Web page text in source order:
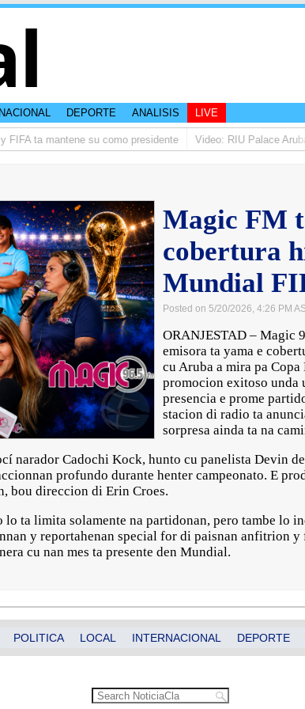
DEPORTE ANALISIS LIVE
ta mantene su como presidente Video: RIU Palace
Magic FM
cobertura
Mundial
Posted on 5/20/2026, 4:26 PM
ORANJESTAD – Magic
emisora ta yama e
cu Aruba a mira pa
promocion exitoso unda
presencia e prome
stacion di radio ta
sorpresa ainda ta na
narador Cadochi Kock, hunto cu panelista Devin
profundo durante henter campeonato. E
bou direccion di Erin Croes.
lo ta limita solamente na partidonan, pero tambe lo
y reportahenan special for di paisnan anfitrion y
cu nan mes ta presente den Mundial.
POLITICA LOCAL INTERNACIONAL DEPORTE